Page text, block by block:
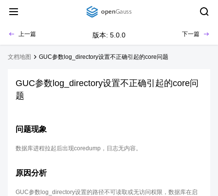
上一篇 版本: 5.0.0 下一篇
文档地图 GUC参数log_directory设置不正确引起的core问题
GUC参数log_directory设置不正确引起的core问
题
问题现象
数据库进程拉起后出现coredump，日志无内容。
原因分析
GUC参数log_directory设置的路径不可读取或无访问权限，数据库在启